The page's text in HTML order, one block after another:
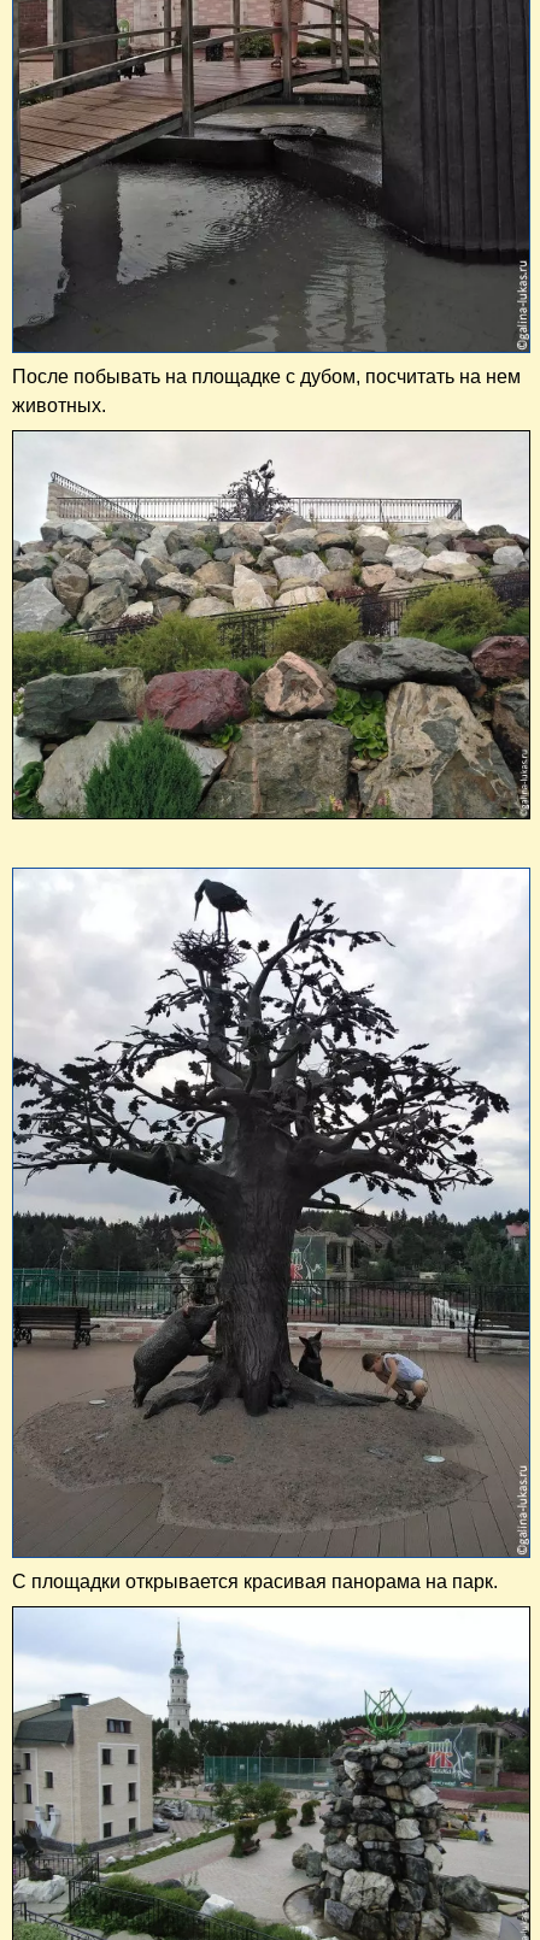
После побывать на площадке с дубом, посчитать на нем
животных.
С площадки открывается красивая панорама на парк.